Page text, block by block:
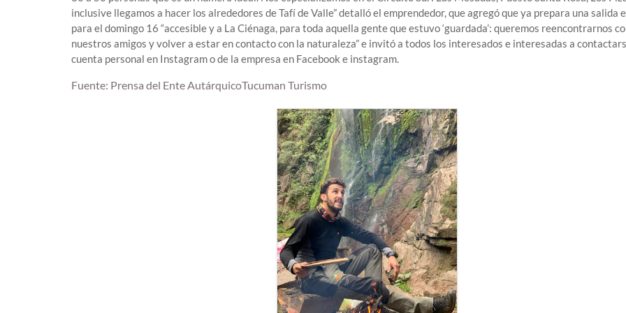
inclusive llegamos a hacer los alrededores de Tafí de Valle” detalló el emprendedor, que agregó que ya prepara una salida
para el domingo 16 “accesible y a La Ciénaga, para toda aquella gente que estuvo ‘guardada’: queremos reencontrarnos
nuestros amigos y volver a estar en contacto con la naturaleza” e invitó a todos los interesados e interesadas a
cuenta personal en Instagram o de la empresa en Facebook e instagram.
Fuente: Prensa del Ente AutárquicoTucuman Turismo